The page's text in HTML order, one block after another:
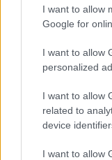
I want to allow
Google for
I want to allow
personalized
I want to allow
related to
device
I want to allow